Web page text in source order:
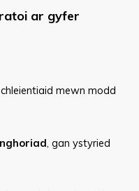
ar gyfer
mewn modd
, gan ystyried